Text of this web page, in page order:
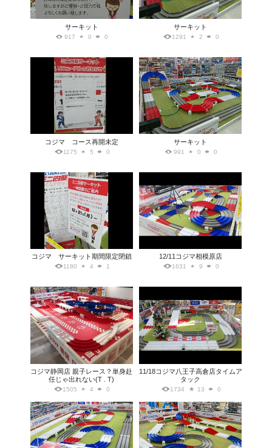
サーキット
917 0 0
サーキット
1291 2 0
コジマ コース再開未定
1175 5 0
サーキット
991 0 0
コジマ サーキット期間限定閉鎖
1180 4 1
12/11コジマ相模原店
1631 9 0
コジマ静岡店 親子レース？単身赴
任じゃ出れない(T . T)
1505 4 0
11/18コジマ八王子高倉店タイムア
タック
1734 13 0